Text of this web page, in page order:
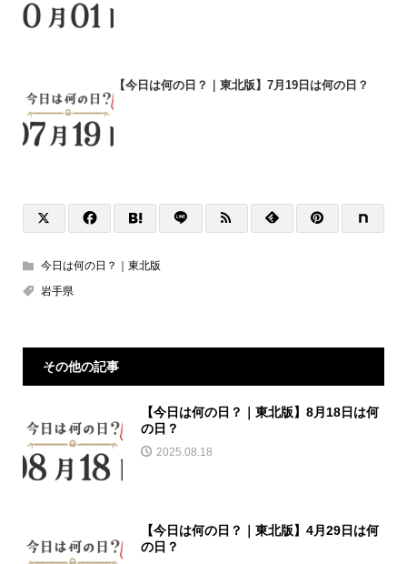
【今日は何の日？｜東北版】7月19日は何の日？
今日は何の日？｜東北版
岩手県
その他の記事
【今日は何の日？｜東北版】8月18日は何
の日？
2025.08.18
【今日は何の日？｜東北版】4月29日は何
の日？